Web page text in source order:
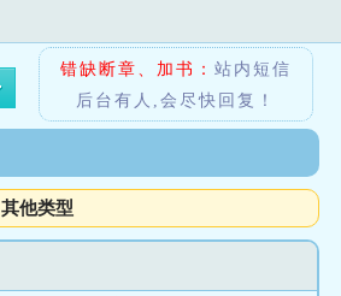
错缺断章、加书： 站内短信
后台有人,会尽快回复！
其他类型